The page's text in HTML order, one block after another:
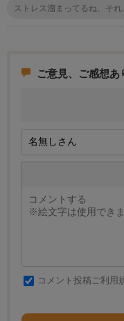
ストレス溜まってるね、そ
ご意見、ご感想あ
コメント投稿ご利用